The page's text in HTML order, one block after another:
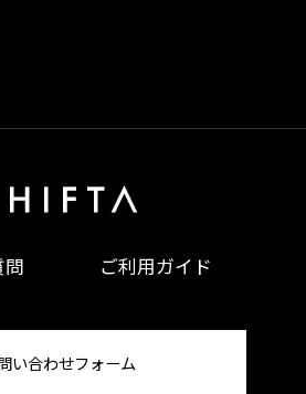
問 ご利用ガイド
い合わせフォーム